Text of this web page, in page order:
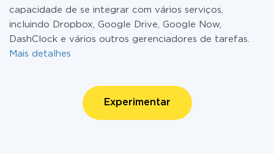
capacidade de se integrar com vários serviços,
incluindo Dropbox, Google Drive, Google Now,
DashClock e vários outros gerenciadores de tarefas.
Mais detalhes
Experimentar